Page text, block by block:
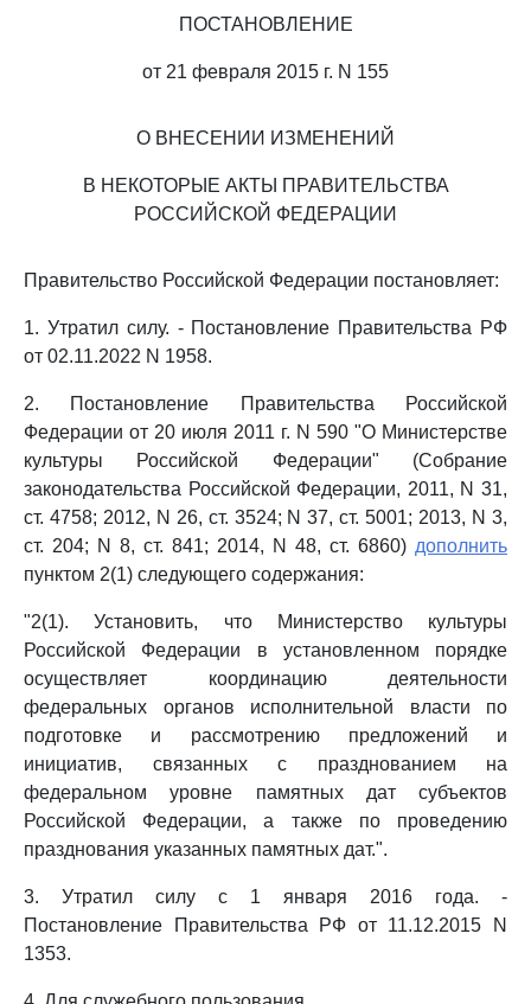
ПОСТАНОВЛЕНИЕ
от 21 февраля 2015 г. N 155
О ВНЕСЕНИИ ИЗМЕНЕНИЙ
В НЕКОТОРЫЕ АКТЫ ПРАВИТЕЛЬСТВА
РОССИЙСКОЙ ФЕДЕРАЦИИ
Правительство Российской Федерации постановляет:
1. Утратил силу. - Постановление Правительства РФ
от 02.11.2022 N 1958.
2. Постановление Правительства Российской
Федерации от 20 июля 2011 г. N 590 "О Министерстве
культуры Российской Федерации" (Собрание
законодательства Российской Федерации, 2011, N 31,
ст. 4758; 2012, N 26, ст. 3524; N 37, ст. 5001; 2013, N 3,
ст. 204; N 8, ст. 841; 2014, N 48, ст. 6860) дополнить
пунктом 2(1) следующего содержания:
"2(1). Установить, что Министерство культуры
Российской Федерации в установленном порядке
осуществляет координацию деятельности
федеральных органов исполнительной власти по
подготовке и рассмотрению предложений и
инициатив, связанных с празднованием на
федеральном уровне памятных дат субъектов
Российской Федерации, а также по проведению
празднования указанных памятных дат.".
3. Утратил силу с 1 января 2016 года. -
Постановление Правительства РФ от 11.12.2015 N
1353.